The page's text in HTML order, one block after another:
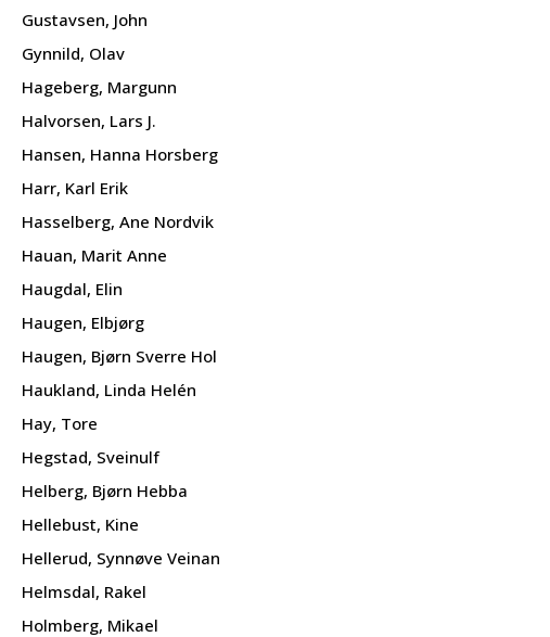
Gustavsen, John
Gynnild, Olav
Hageberg, Margunn
Halvorsen, Lars J.
Hansen, Hanna Horsberg
Harr, Karl Erik
Hasselberg, Ane Nordvik
Hauan, Marit Anne
Haugdal, Elin
Haugen, Elbjørg
Haugen, Bjørn Sverre Hol
Haukland, Linda Helén
Hay, Tore
Hegstad, Sveinulf
Helberg, Bjørn Hebba
Hellebust, Kine
Hellerud, Synnøve Veinan
Helmsdal, Rakel
Holmberg, Mikael